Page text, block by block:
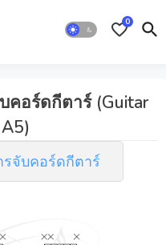
0
คอร์ดกีตาร์ (Guitar
รจับคอร์ดกีตาร์